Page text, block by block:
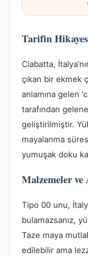
Tarifin
Ciabatta,
çıkan bir ekmek
anlamına gelen
tarafından
geliştirilmiştir.
mayalanma
yumuşak doku
Malzemeler
Tipo 00 unu,
bulamazsanız,
Taze maya
edilebilir ama